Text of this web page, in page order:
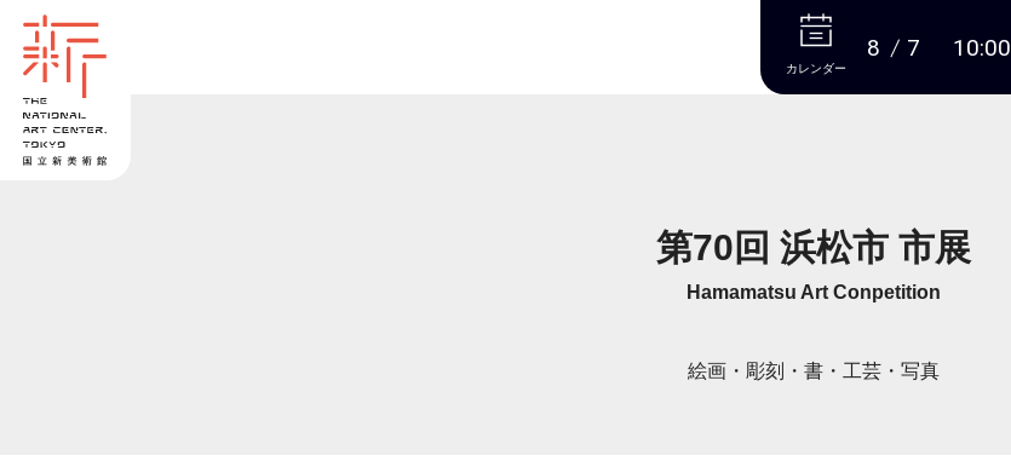
本文へ
カレンダー
8 7 10:00
第70回 浜松市 市展
Hamamatsu Art Conpetition
絵画・彫刻・書・工芸・写真